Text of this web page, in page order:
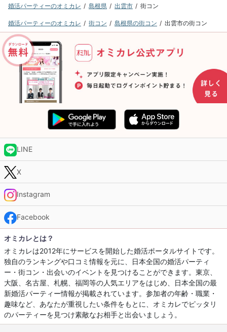
婚活パーティーのオミカレ 島根県 出雲市 街コン
婚活パーティーのオミカレ 街コン 島根県の街コン 出雲市の街コン
LINE
X
Instagram
Facebook
オミカレとは？
オミカレは2012年にサービスを開始した婚活ポータルサイトです。
独自のランキングや口コミ情報を元に、日本全国の婚活パーティ
ー・街コン・出会いのイベントを見つけることができます。東京、
大阪、名古屋、札幌、福岡等の人気エリアをはじめ、日本全国の最
新婚活パーティー情報が掲載されています。参加者の年齢・職業・
趣味など、あなたが重視したい条件をもとに、オミカレでピッタリ
のパーティーを見つけ素敵なお相手と出会いましょう。